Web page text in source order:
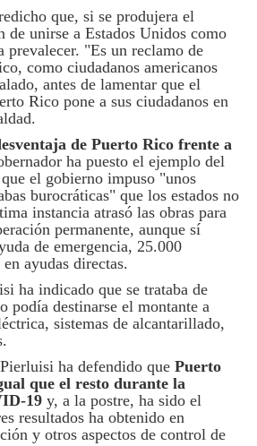
que, si se produjera el
de unirse a Estados Unidos como
prevalecer. "Es un reclamo de
como ciudadanos americanos
antes de lamentar que el
Rico pone a sus ciudadanos en
de Puerto Rico frente a
ha puesto el ejemplo del
el gobierno impuso "unos
burocráticas" que los estados no
instancia atrasó las obras para
permanente, aunque sí
de emergencia, 25.000
ayudas directas.
ha indicado que se trataba de
podía destinarse el montante a
sistemas de alcantarillado,
ha defendido que Puerto
que el resto durante la
19 y, a la postre, ha sido el
resultados ha obtenido en
y otros aspectos de control de